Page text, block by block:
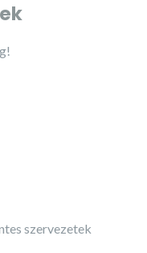
szervezetek